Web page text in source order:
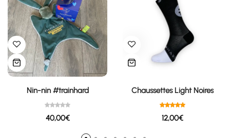
Nin-nin #trainhard
40,00€
Chaussettes Light Noires
12,00€